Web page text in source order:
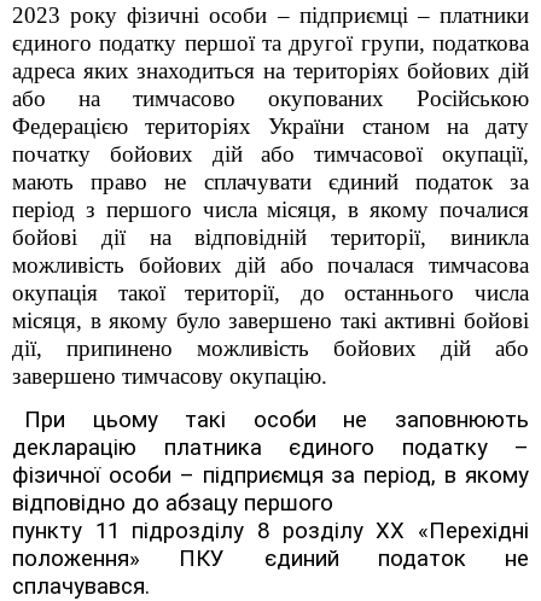
2023 року фізичні особи – підприємці – платники
єдиного податку першої та другої групи, податкова
адреса яких знаходиться на територіях бойових дій
або на тимчасово окупованих Російською
Федерацією територіях України станом на дату
початку бойових дій або тимчасової окупації,
мають право не сплачувати єдиний податок за
період з першого числа місяця, в якому почалися
бойові дії на відповідній території, виникла
можливість бойових дій або почалася тимчасова
окупація такої території, до останнього числа
місяця, в якому було завершено такі активні бойові
дії, припинено можливість бойових дій або
завершено тимчасову окупацію.
При цьому такі особи не заповнюють
декларацію платника єдиного податку –
фізичної особи – підприємця за період, в якому
відповідно до абзацу першого
пункту 11 підрозділу 8 розділу ХХ «Перехідні
положення» ПКУ єдиний податок не
сплачувався.